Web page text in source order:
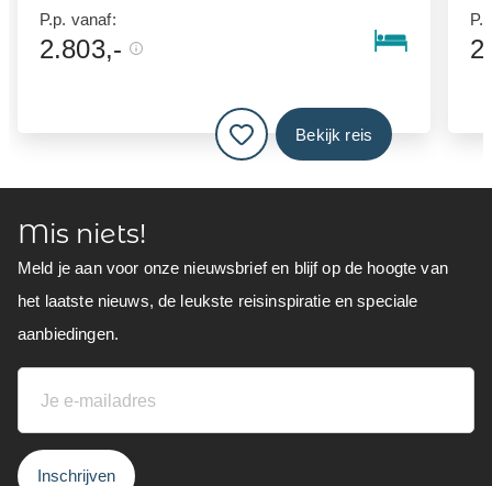
P.p. vanaf:
2.803,-
Bekijk reis
Mis niets!
Meld je aan voor onze nieuwsbrief en blijf op de hoogte van
het laatste nieuws, de leukste reisinspiratie en speciale
aanbiedingen.
Inschrijven